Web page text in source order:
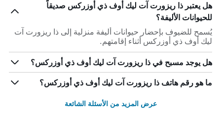
هل يعتبر ذا ريزورت آت ليك أوف ذي أوزركس صديقاً
للحيوانات الأليفة؟
يُسمح للضيوف بإحضار حيوانات أليفة منزلية إلى ذا ريزورت آت
ليك أوف ذي أوزركس أثناء إقامتهم.
هل يوجد مسبح في ذا ريزورت آت ليك أوف ذي أوزركس؟
ما هو رقم هاتف ذا ريزورت آت ليك أوف ذي أوزركس؟
عرض المزيد من الأسئلة الشائعة